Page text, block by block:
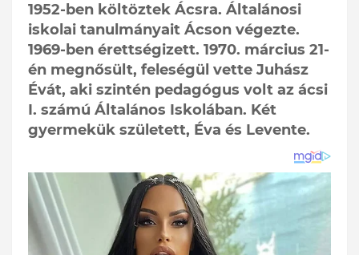
1952-ben költöztek Ácsra. Általánosi
iskolai tanulmányait Ácson végezte.
1969-ben érettségizett. 1970. március 21-
én megnősült, feleségül vette Juhász
Évát, aki szintén pedagógus volt az ácsi
I. számú Általános Iskolában. Két
gyermekük született, Éva és Levente.